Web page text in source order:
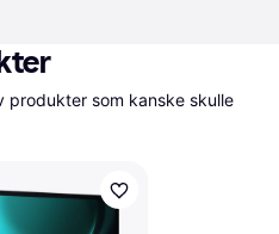
produkter som kanske skulle